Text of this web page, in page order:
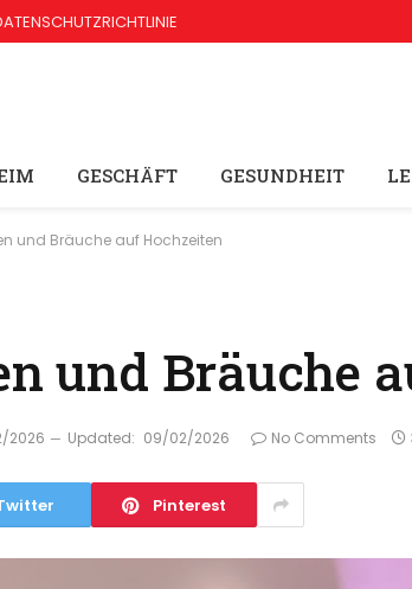
GESCHÄFT GESUNDHEIT
und Bräuche auf Hochzeiten
und Bräuche
2026 Updated: 09/02/2026 No Comments
Pinterest